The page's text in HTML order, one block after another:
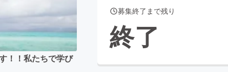
GoodCAMPFIRE Creation
さと納税machi-yaコミュニティ
！！私たちで学び
募集終了まで残り
終了